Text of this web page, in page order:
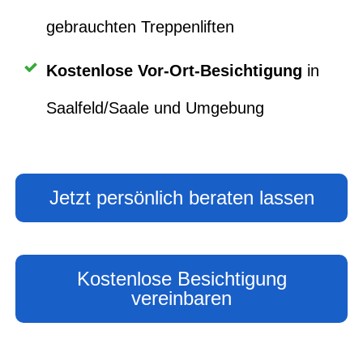
gebrauchten Treppenliften
Kostenlose Vor-Ort-Besichtigung in
Saalfeld/Saale und Umgebung
Jetzt persönlich beraten lassen
Kostenlose Besichtigung
vereinbaren